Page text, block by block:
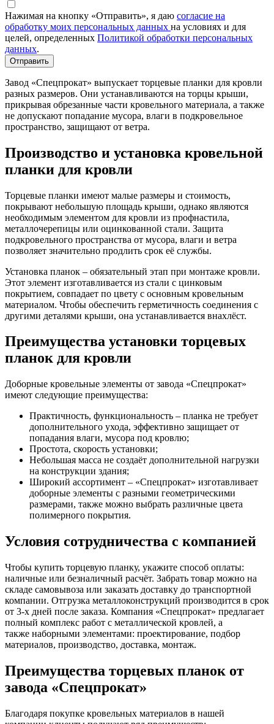
Нажимая на кнопку «Отправить», я даю согласие на
обработку моих персональных данных на условиях и для
целей, определенных Политикой обработки персональных
данных.
Отправить
Завод «Спецпрокат» выпускает торцевые планки для кровли
разных размеров. Они устанавливаются на торцы крыши,
прикрывая обрезанные части кровельного материала, а также
не допускают попадание мусора, влаги в подкровельное
пространство, защищают от ветра.
Производство и установка кровельной
планки для кровли
Торцевые планки имеют малые размеры и стоимость,
покрывают небольшую площадь крыши, однако являются
необходимым элементом для кровли из профнастила,
металлочерепицы или оцинкованной стали. Защита
подкровельного пространства от мусора, влаги и ветра
позволяет значительно продлить срок её службы.
Установка планок – обязательный этап при монтаже кровли.
Этот элемент изготавливается из стали с цинковым
покрытием, совпадает по цвету с основным кровельным
материалом. Чтобы обеспечить герметичность соединения с
другими деталями крыши, она устанавливается внахлёст.
Преимущества установки торцевых
планок для кровли
Доборные кровельные элементы от завода «Спецпрокат»
имеют следующие преимущества:
Практичность, функциональность – планка не требует
дополнительного ухода, эффективно защищает от
попадания влаги, мусора под кровлю;
Простота, скорость установки;
Небольшая масса не создаёт дополнительной нагрузки
на конструкции здания;
Широкий ассортимент – «Спецпрокат» изготавливает
доборные элементы с разными геометрическими
размерами, также можно выбрать различные цвета
полимерного покрытия.
Условия сотрудничества с компанией
Чтобы купить торцевую планку, укажите способ оплаты:
наличные или безналичный расчёт. Забрать товар можно на
складе самовывоза или заказать доставку до транспортной
компании. Отгрузка металлоконструкций производится в срок
от 3-х дней после заказа. Компания «Спецпрокат» предлагает
полный комплекс работ с металлической кровлей, а
также наборными элементами: проектирование, подбор
материалов, производство, доставка, монтаж.
Преимущества торцевых планок от
завода «Спецпрокат»
Благодаря покупке кровельных материалов в нашей